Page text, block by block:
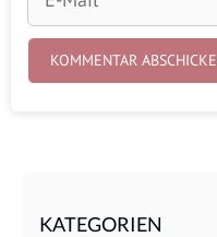
Mail
KATEGORIEN